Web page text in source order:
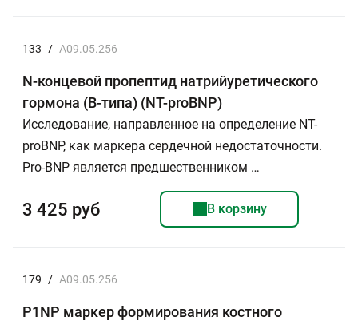
133 / A09.05.256
N-концевой пропептид натрийуретического
гормона (В-типа) (NT-proBNP)
Исследование, направленное на определение NT-
proBNP, как маркера сердечной недостаточности.
Рro-BNP является предшественником …
3 425 руб В корзину
179 / A09.05.256
P1NP маркер формирования костного